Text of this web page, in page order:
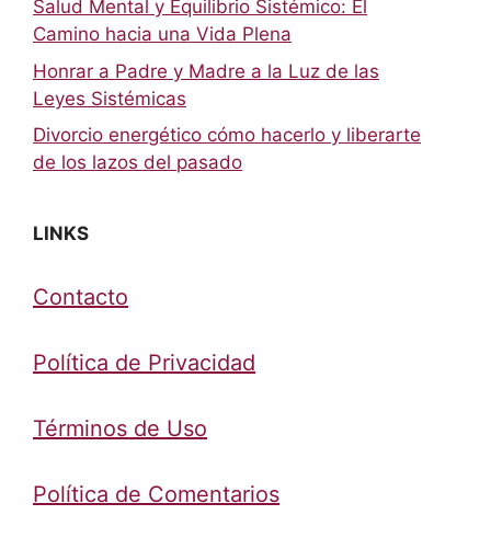
Salud Mental y Equilibrio Sistémico: El
Camino hacia una Vida Plena
Honrar a Padre y Madre a la Luz de las
Leyes Sistémicas
Divorcio energético cómo hacerlo y liberarte
de los lazos del pasado
LINKS
Contacto
Política de Privacidad
Términos de Uso
Política de Comentarios